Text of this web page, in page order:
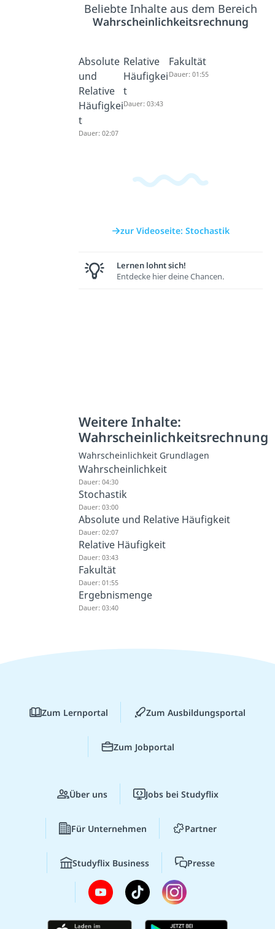
Beliebte Inhalte aus dem Bereich
Wahrscheinlichkeitsrechnung
Absolute
und
Relative
Häufigkei
t
Dauer: 02:07
Relative
Häufigkei
t
Dauer: 03:43
Fakultät
Dauer: 01:55
zur Videoseite: Stochastik
Lernen lohnt sich!
Entdecke hier deine Chancen.
Weitere Inhalte:
Wahrscheinlichkeitsrechnung
Wahrscheinlichkeit Grundlagen
Wahrscheinlichkeit
Dauer: 04:30
Stochastik
Dauer: 03:00
Absolute und Relative Häufigkeit
Dauer: 02:07
Relative Häufigkeit
Dauer: 03:43
Fakultät
Dauer: 01:55
Ergebnismenge
Dauer: 03:40
Zum Lernportal Zum Ausbildungsportal
Zum Jobportal
Über uns Jobs bei Studyflix
Für Unternehmen Partner
Studyflix Business Presse